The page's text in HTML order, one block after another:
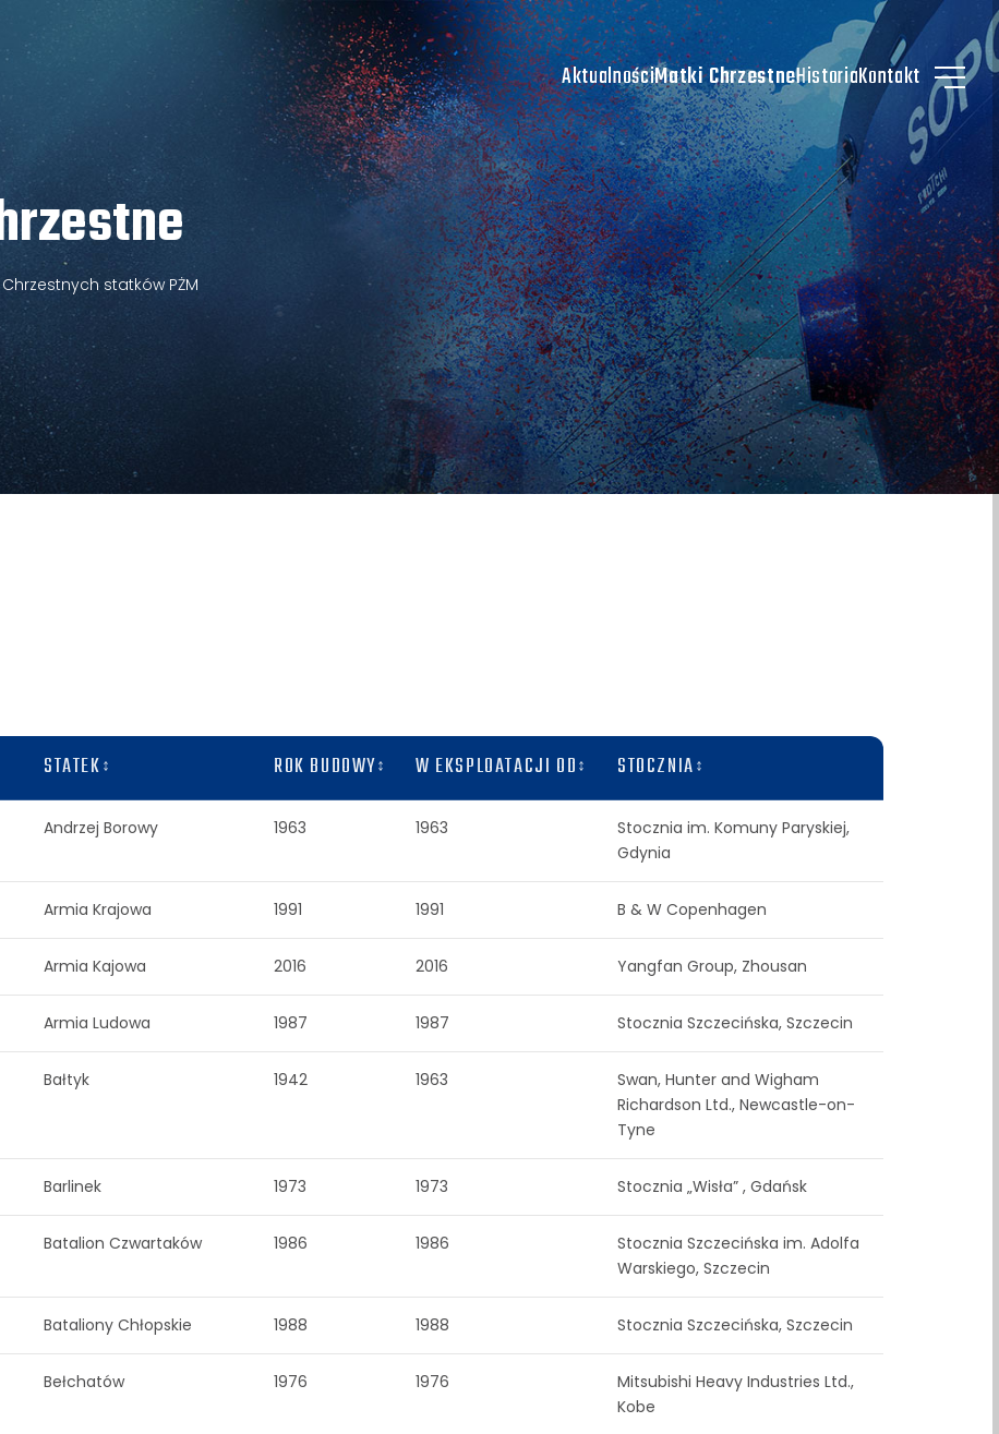
AktualnościMatki ChrzestneHistoriaKontakt
statków PŻM
STATEK ROK BUDOWY W EKSPLOATACJI OD STOCZNIA
Andrzej Borowy 1963 1963
Stocznia im. Komuny Paryskiej,
Gdynia
Armia Krajowa 1991 1991 B & W Copenhagen
Armia Kajowa 2016 2016 Yangfan Group, Zhousan
Armia Ludowa 1987 1987 Stocznia Szczecińska, Szczecin
Bałtyk 1942 1963
Swan, Hunter and Wigham
Richardson Ltd., Newcastle-on-
Tyne
Barlinek 1973 1973 Stocznia „Wisła” , Gdańsk
Batalion Czwartaków 1986 1986
Stocznia Szczecińska im. Adolfa
Warskiego, Szczecin
Bataliony Chłopskie 1988 1988 Stocznia Szczecińska, Szczecin
Bełchatów 1976 1976
Mitsubishi Heavy Industries Ltd.,
Kobe